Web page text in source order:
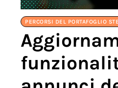
PERCORSI DEL PORTAFOGLIO